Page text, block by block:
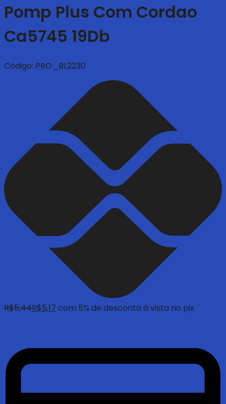
Pomp Plus Com Cordao
Ca5745 19Db
Código: PRO_BL2230
R$5,44R$5,17 com 5% de desconto à vista no pix